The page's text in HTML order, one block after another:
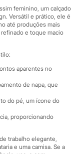
feminino, um calçado
Versátil e prático, ele é
até produções mais
e toque macio
aparentes no
de napa, que
do pé, um ícone do
proporcionando
trabalho elegante,
e uma camisa. Se a